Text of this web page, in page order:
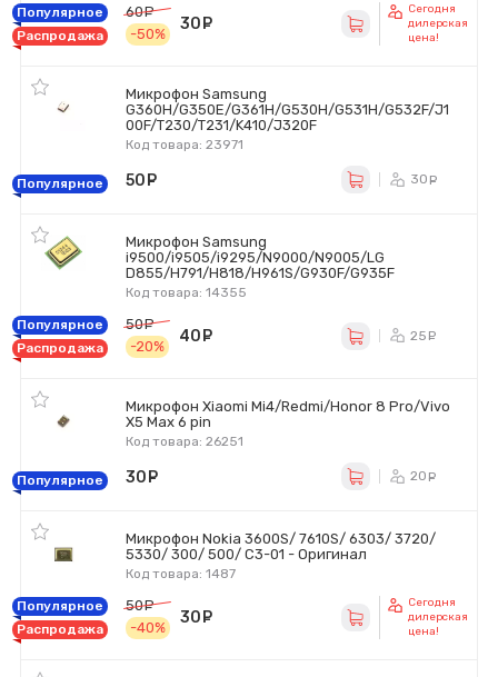
Популярное
Распродажа
60
руб.
-50%
30
Сегодня
дилерская
цена!
Микрофон Samsung
G360H/G350E/G361H/G530H/G531H/G532F/J1
00F/T230/T231/K410/J320F
Код товара: 23971
Популярное 50 30
Микрофон Samsung
i9500/i9505/i9295/N9000/N9005/LG
D855/H791/H818/H961S/G930F/G935F
Код товара: 14355
Популярное
Распродажа
50
руб.
-20%
40 25
Микрофон Xiaomi Mi4/Redmi/Honor 8 Pro/Vivo
X5 Max 6 pin
Код товара: 26251
Популярное 30 20
Микрофон Nokia 3600S/ 7610S/ 6303/ 3720/
5330/ 300/ 500/ C3-01 - Оригинал
Код товара: 1487
Популярное
Распродажа
50
руб.
-40%
30
Сегодня
дилерская
цена!